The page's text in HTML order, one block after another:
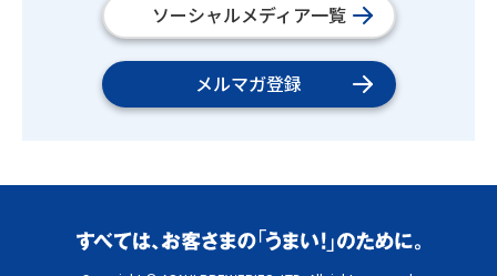
ソーシャルメディア一覧
メルマガ登録